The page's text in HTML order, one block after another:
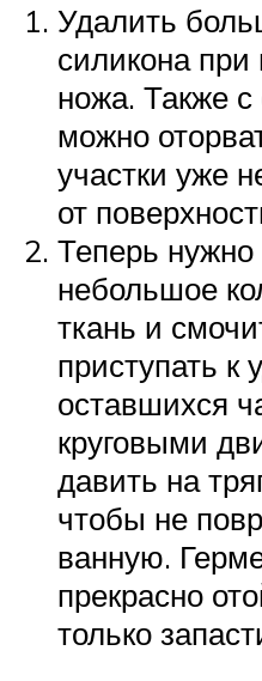
Удалить
силикона
ножа. Также
можно
участки уже
от
Теперь нужно
небольшое
ткань и
приступать к
оставшихся
круговыми
давить на
чтобы не
ванную.
прекрасно
только